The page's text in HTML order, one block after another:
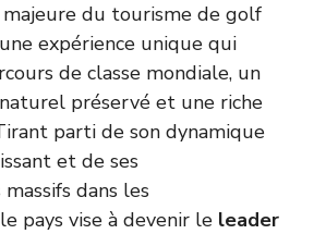
du tourisme de golf
expérience unique qui
de classe mondiale, un
préservé et une riche
parti de son dynamique
et de ses
dans les
pays vise à devenir le leader